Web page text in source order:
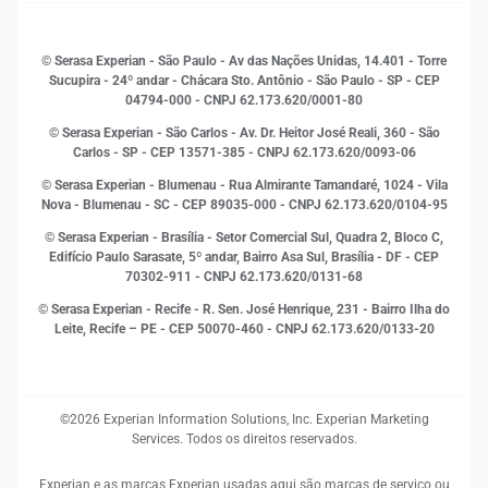
Inovação e Tecnologia
Leis e impostos
Marketing
Open Finance
Proteção de Dados
Sustentabilidade Corporativa
© Serasa Experian - São Paulo - Av das Nações Unidas, 14.401 - Torre
Sucupira - 24º andar - Chácara Sto. Antônio - São Paulo - SP - CEP
04794-000 - CNPJ 62.173.620/0001-80
© Serasa Experian - São Carlos - Av. Dr. Heitor José Reali, 360 - São
Carlos - SP - CEP 13571-385 - CNPJ 62.173.620/0093-06
© Serasa Experian - Blumenau - Rua Almirante Tamandaré, 1024 - Vila
Nova - Blumenau - SC - CEP 89035-000 - CNPJ 62.173.620/0104-95
© Serasa Experian - Brasília - Setor Comercial Sul, Quadra 2, Bloco C,
Edifício Paulo Sarasate, 5º andar, Bairro Asa Sul, Brasília - DF - CEP
70302-911 - CNPJ 62.173.620/0131-68
© Serasa Experian - Recife - R. Sen. José Henrique, 231 - Bairro Ilha do
Leite, Recife – PE - CEP 50070-460 - CNPJ 62.173.620/0133-20
©2026 Experian Information Solutions, Inc. Experian Marketing
Services. Todos os direitos reservados.
Experian e as marcas Experian usadas aqui são marcas de serviço ou